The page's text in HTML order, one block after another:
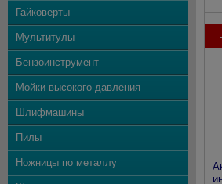
Гайковерты
Мультитулы
Бензоинструмент
Мойки высокого давления
Шлифмашины
Пилы
Ножницы по металлу